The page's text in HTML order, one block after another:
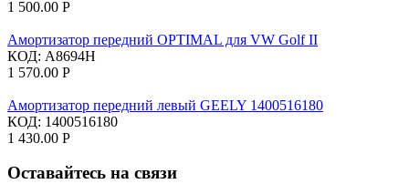
1 500.00 Р
Амортизатор передний OPTIMAL для VW Golf II
КОД: A8694H
1 570.00 Р
Амортизатор передний левый GEELY 1400516180
КОД: 1400516180
1 430.00 Р
Оставайтесь на связи